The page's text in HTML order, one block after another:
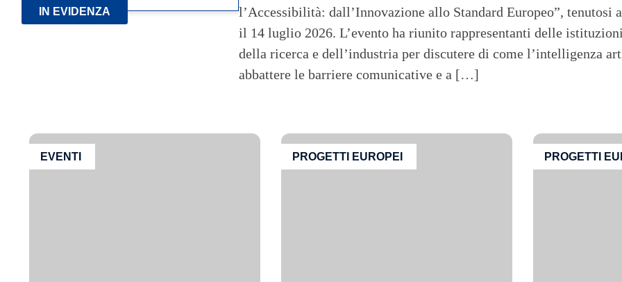
IN EVIDENZA
l’Accessibilità: dall’Innovazione allo Standard Europeo”, tenutosi
il 14 luglio 2026. L’evento ha riunito rappresentanti delle
della ricerca e dell’industria per discutere di come l’intelligenza
abbattere le barriere comunicative e a […]
EVENTI PROGETTI EUROPEI PROGETTI